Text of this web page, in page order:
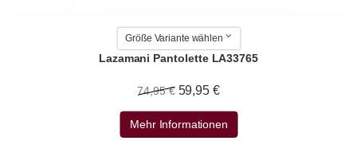
Größe Variante wählen
Lazamani Pantolette LA33765
74,95 € 59,95 €
Mehr Informationen